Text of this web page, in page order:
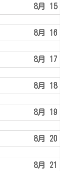
8月 15
8月 16
8月 17
8月 18
8月 19
8月 20
8月 21